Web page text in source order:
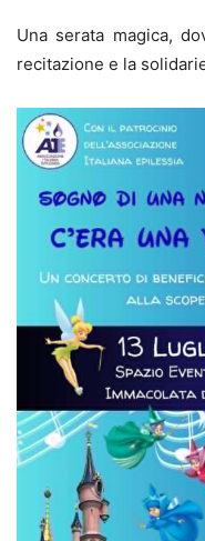
Una serata magica,
recitazione e la